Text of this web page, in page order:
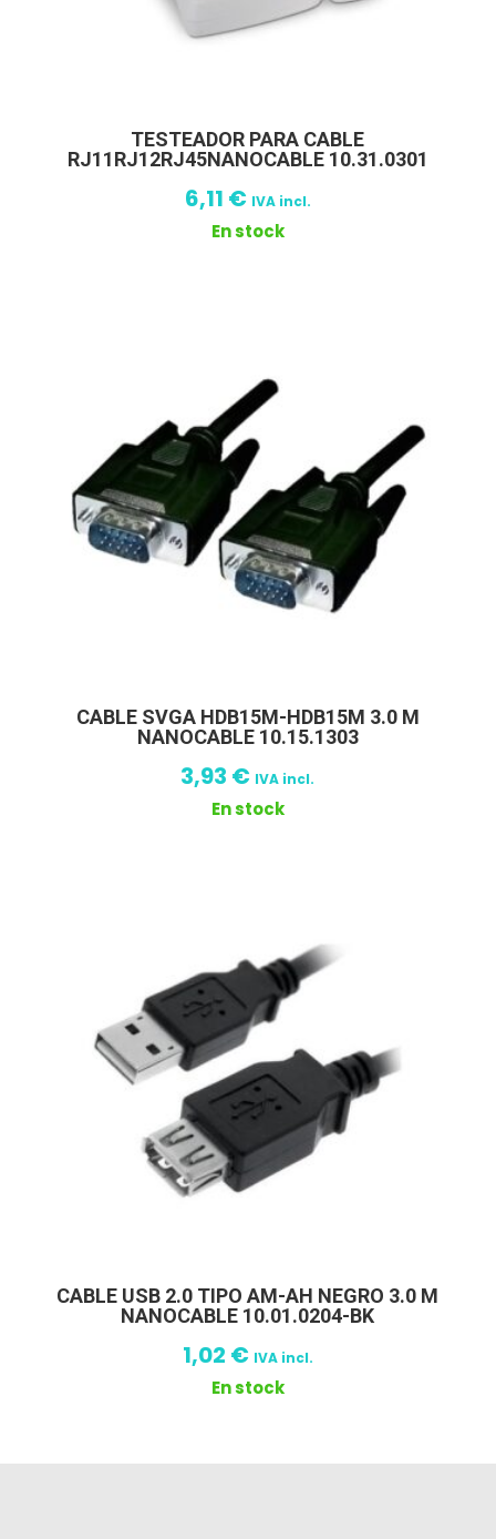
TESTEADOR PARA CABLE
RJ11RJ12RJ45NANOCABLE 10.31.0301
6,11 € IVA incl.
En stock
CABLE SVGA HDB15M-HDB15M 3.0 M
NANOCABLE 10.15.1303
3,93 € IVA incl.
En stock
CABLE USB 2.0 TIPO AM-AH NEGRO 3.0 M
NANOCABLE 10.01.0204-BK
1,02 € IVA incl.
En stock